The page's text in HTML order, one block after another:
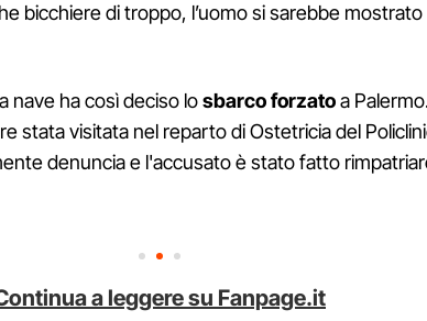
bicchiere di troppo, l’uomo si sarebbe mostrato
nave ha così deciso losbarcoforzatoa
stata visitata nel reparto di Ostetricia del
denuncia e l'accusato è stato fatto
a leggere su Fanpage.it